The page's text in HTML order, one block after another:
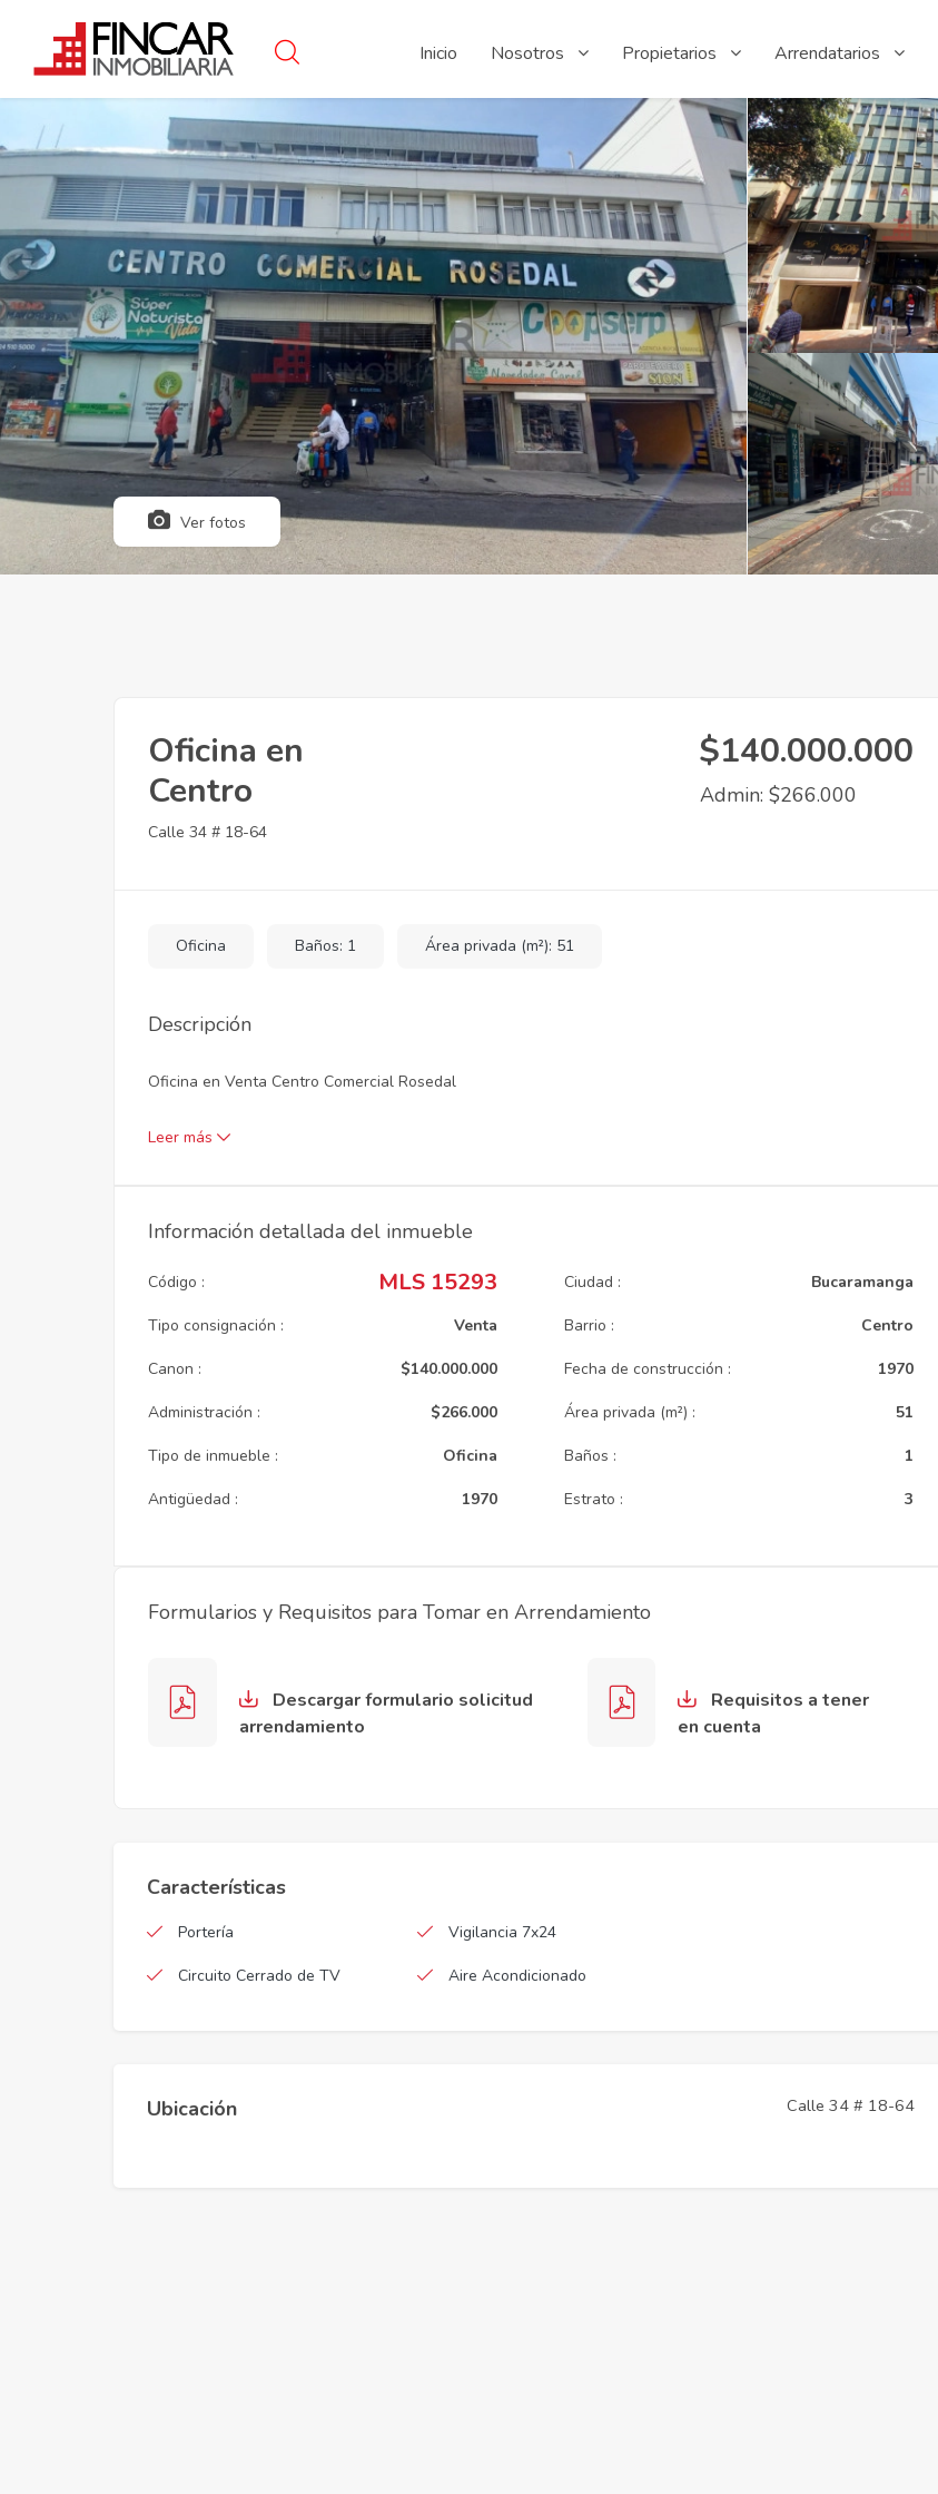
Inicio Nosotros Propietarios Arrendatarios
Ver fotos
Oficina en
Centro
Calle 34 # 18-64
$140.000.000
Admin: $266.000
Oficina Baños: 1 Área privada (m²): 51
Descripción
Oficina en Venta Centro Comercial Rosedal
Leer más
Información detallada del inmueble
Código : MLS 15293
Tipo consignación : Venta
Canon : $140.000.000
Administración : $266.000
Tipo de inmueble : Oficina
Antigüedad : 1970
Ciudad : Bucaramanga
Barrio : Centro
Fecha de construcción : 1970
Área privada (m²) : 51
Baños : 1
Estrato : 3
Formularios y Requisitos para Tomar en Arrendamiento
Descargar formulario solicitud
arrendamiento
Requisitos a tener
en cuenta
Características
Portería
Circuito Cerrado de TV
Vigilancia 7x24
Aire Acondicionado
Ubicación Calle 34 # 18-64